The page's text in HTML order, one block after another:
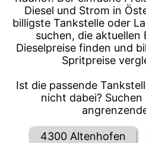
Diesel und Strom in
billigste Tankstelle oder
suchen, die aktuellen
Dieselpreise finden und
Spritpreise
Ist die passende
nicht dabei? Suchen
4300 Altenhofen